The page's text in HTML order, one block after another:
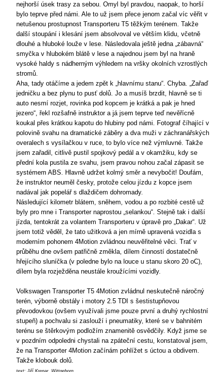
nejhorší úsek trasy za sebou. Omyl byl pravdou, naopak, to horší
bylo teprve před námi. Ale to už jsem přece jenom začal víc věřit v
netušenou prostupnost Transporteru T5 těžkým terénem. Takže
další stoupání i klesání jsem absolvoval ve větším klidu, včetně
dlouhé a hluboké louže v lese. Následovala ještě jedna „zábavná“
smyčka v hlubokém blátě v lese a najednou jsem byl na hraně
vysoké haldy s nádherným výhledem na vršky okolních vzrostlých
stromů.
Aha, tady otáčíme a jedem zpět k „hlavnímu stanu“. Chyba. „Zařaď
jedničku a bez plynu to pusť dolů. Jo a musíš brzdit, hlavně se ti
auto nesmí rozjet, rovinka pod kopcem je krátká a pak je hned
jezero“, řekl rozšafně instruktor a já jsem teprve teď nevěřícně
koukal přes krátkou kapotu do hlubiny pod námi. Fotograf číhající v
polovině svahu na dramatické záběry a dva muži v záchranářských
overalech s vysílačkou v ruce, to bylo více než výmluvné. Takže
jsem zařadil, citlivě pustil spojkový pedál a v okamžiku, kdy se
přední kola pustila ze svahu, jsem pravou nohou začal zápasit se
systémem ABS. Hlavně udržet kolmý směr a nevybočit! Doufám,
že instruktor neuměl česky, protože celou jízdu z kopce jsem
nadával jak popelář s dlaždičem dohromady.
Následující kilometr blátem, sněhem, vodou a po rozbité cestě už
byly pro mne i Transporter naprostou „selankou“. Stejně tak i další
jízda, tentokrát za volantem Transporteru v úpravě pro „Dakar“. Už
jsem totiž věděl, že tato užitková a jen mírně upravená vozidla s
moderním pohonem 4Motion zvládnou neuvěřitelné věci. Trať v
průběhu dne ovšem patřičně změkla, dílem činností dostatečně
hřejícího sluníčka (v poledne bylo na louce u stanu skoro 20 oC),
dílem byla rozježděna neustále kroužícími vozidly.
Volkswagen Transporter T5 4Motion zvládnul neskutečně náročný
terén, výborně obstály i motory 2.5 TDI s šestistupňovou
převodovkou (ovšem využívali jsme pouze první a druhý rychlostní
stupeň) a pochvalu si zaslouží i pneumatiky, které se v bahnitém
terénu se štěrkovým podložím znamenitě osvědčily. Když jsme se
v pozdním odpoledni chystali na zpáteční cestu, konstatoval jsem,
že na Transporter 4Motion začínám pohlížet s úctou a obdivem.
Takže klobouk dolů.